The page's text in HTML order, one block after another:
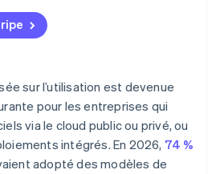
sur l’utilisation est devenue
pour les entreprises qui
via le cloud public ou privé, ou
intégrés. En 2026, 74 %
adopté des modèles de